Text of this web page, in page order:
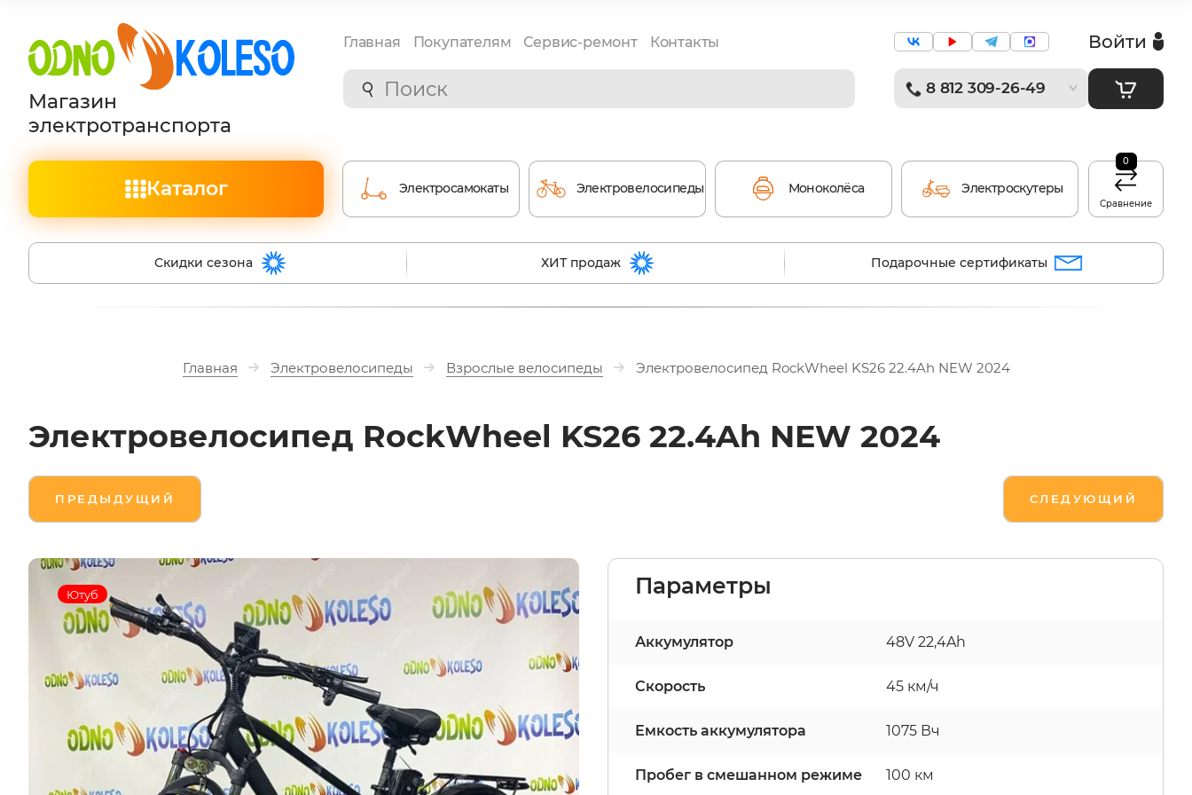
Магазин
электротранспорта
Главная Покупателям Сервис-ремонт Контакты Войти
8 812 309-26-49
Каталог Электросамокаты Электровелосипеды Моноколёса Электроскутеры
Сравнение
0
Скидки сезона ХИТ продаж Подарочные сертификаты
Главная Электровелосипеды Взрослые велосипеды Электровелосипед RockWheel KS26 22.4Ah NEW 2024
Электровелосипед RockWheel KS26 22.4Ah NEW 2024
ПРЕДЫДУЩИЙ СЛЕДУЮЩИЙ
Ютуб Параметры
Аккумулятор 48V 22,4Ah
Скорость 45 км/ч
Емкость аккумулятора 1075 Вч
Пробег в смешанном режиме 100 км